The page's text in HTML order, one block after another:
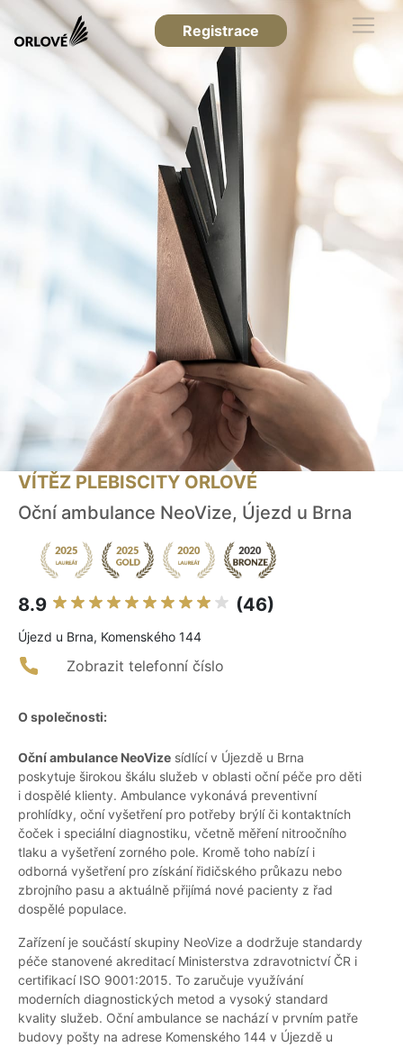
Registrace
VÍTĚZ PLEBISCITY ORLOVÉ
Oční ambulance NeoVize, Újezd u Brna
8.9 (46)
Újezd u Brna, Komenského 144
Zobrazit telefonní číslo
O společnosti:
Oční ambulance NeoVize sídlící v Újezdě u Brna
poskytuje širokou škálu služeb v oblasti oční péče pro děti
i dospělé klienty. Ambulance vykonává preventivní
prohlídky, oční vyšetření pro potřeby brýlí či kontaktních
čoček i speciální diagnostiku, včetně měření nitroočního
tlaku a vyšetření zorného pole. Kromě toho nabízí i
odborná vyšetření pro získání řidičského průkazu nebo
zbrojního pasu a aktuálně přijímá nové pacienty z řad
dospělé populace.
Zařízení je součástí skupiny NeoVize a dodržuje standardy
péče stanovené akreditací Ministerstva zdravotnictví ČR i
certifikací ISO 9001:2015. To zaručuje využívání
moderních diagnostických metod a vysoký standard
kvality služeb. Oční ambulance se nachází v prvním patře
budovy pošty na adrese Komenského 144 v Újezdě u